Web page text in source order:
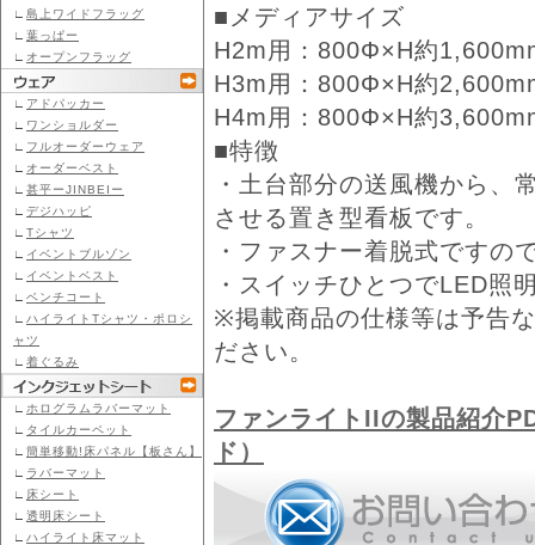
∟ 島上ワイドフラッグ
∟ 葉っぱー
∟ オープンフラッグ
∟ アドパッカー
∟ ワンショルダー
∟ フルオーダーウェア
∟ オーダーベスト
∟ 甚平ーJINBEIー
∟ デジハッピ
∟ Tシャツ
∟ イベントブルゾン
∟ イベントベスト
∟ ベンチコート
∟ ハイライトTシャツ・ポロシ
ャツ
∟ 着ぐるみ
∟ ホログラムラバーマット
∟ タイルカーペット
∟ 簡単移動!床パネル【板さん】
∟ ラバーマット
∟ 床シート
∟ 透明床シート
∟ ハイライト床マット
■メディアサイズ
H2m用：800Φ×H約
H3m用：800Φ×H約
H4m用：800Φ×H約
■特徴
・土台部分の送風機から、
させる置き型看板です。
・ファスナー着脱式ですの
・スイッチひとつでLED照
※掲載商品の仕様等は予告
ださい。
ファンライトIIの製品紹介
ド）